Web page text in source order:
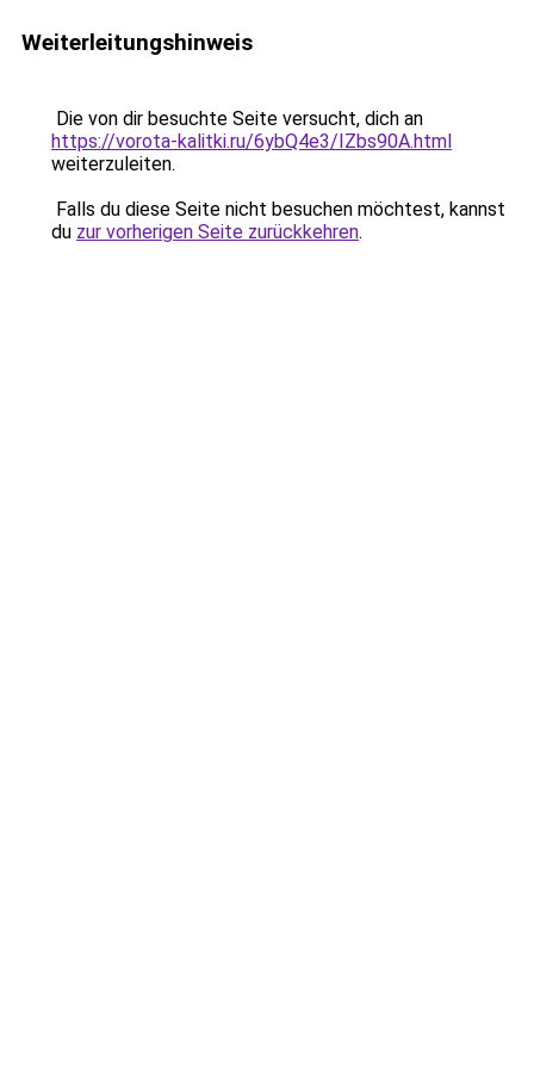
Weiterleitungshinweis
Die von dir besuchte Seite versucht, dich an
https://vorota-kalitki.ru/6ybQ4e3/IZbs90A.html
weiterzuleiten.
Falls du diese Seite nicht besuchen möchtest, kannst
du zur vorherigen Seite zurückkehren.